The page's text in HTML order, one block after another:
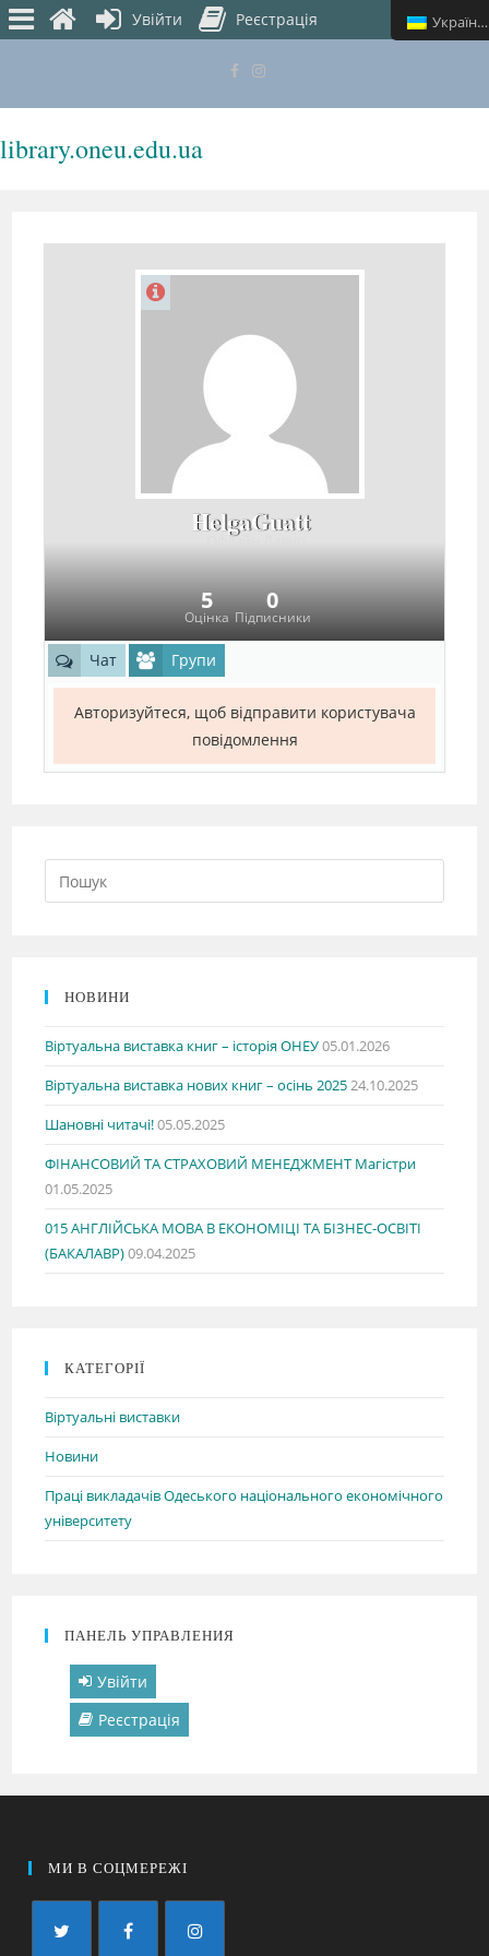
library.oneu.edu.ua
HelgaGuatt
Офлайн Давно
Оцінка
5
Підписники
0
Чат Групи
Авторизуйтеся, щоб відправити користувача
повідомлення
НОВИНИ
Віртуальна виставка книг – історія ОНЕУ05.01.2026
Віртуальна виставка нових книг – осінь 202524.10.2025
Шановні читачі!05.05.2025
ФІНАНСОВИЙ ТА СТРАХОВИЙ МЕНЕДЖМЕНТ Магістри
01.05.2025
015 АНГЛІЙСЬКА МОВА В ЕКОНОМІЦІ ТА БІЗНЕС-ОСВІТІ
(БАКАЛАВР)09.04.2025
КАТЕГОРІЇ
Віртуальні виставки
Новини
Праці викладачів Одеського національного економічного
університету
ПАНЕЛЬ УПРАВЛЕНИЯ
Увійти
Реєстрація
МИ В СОЦМЕРЕЖІ
Увійти Реєстрація Українська